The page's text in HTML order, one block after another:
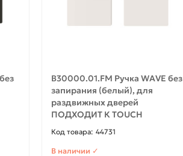
B30000.01.FM Ручка WAVE без
запирания (белый), для
раздвижных дверей
ПОДХОДИТ К TOUCH
44731
В наличии ✓